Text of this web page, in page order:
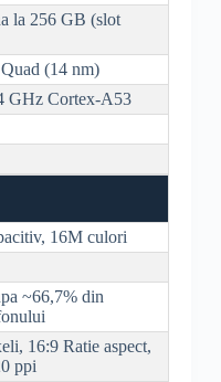
la 256 GB (slot
(14 nm)
GHz Cortex-A53
16M culori
~66,7% din
16:9 Ratie aspect,
ppi